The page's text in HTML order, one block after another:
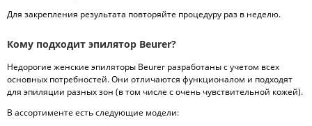
Для закрепления результата повторяйте процедуру раз в неделю.
Кому подходит эпилятор Beurer?
Недорогие женские эпиляторы Beurer разработаны с учетом всех
основных потребностей. Они отличаются функционалом и подходят
для эпиляции разных зон (в том числе с очень чувствительной кожей).
В ассортименте есть следующие модели: